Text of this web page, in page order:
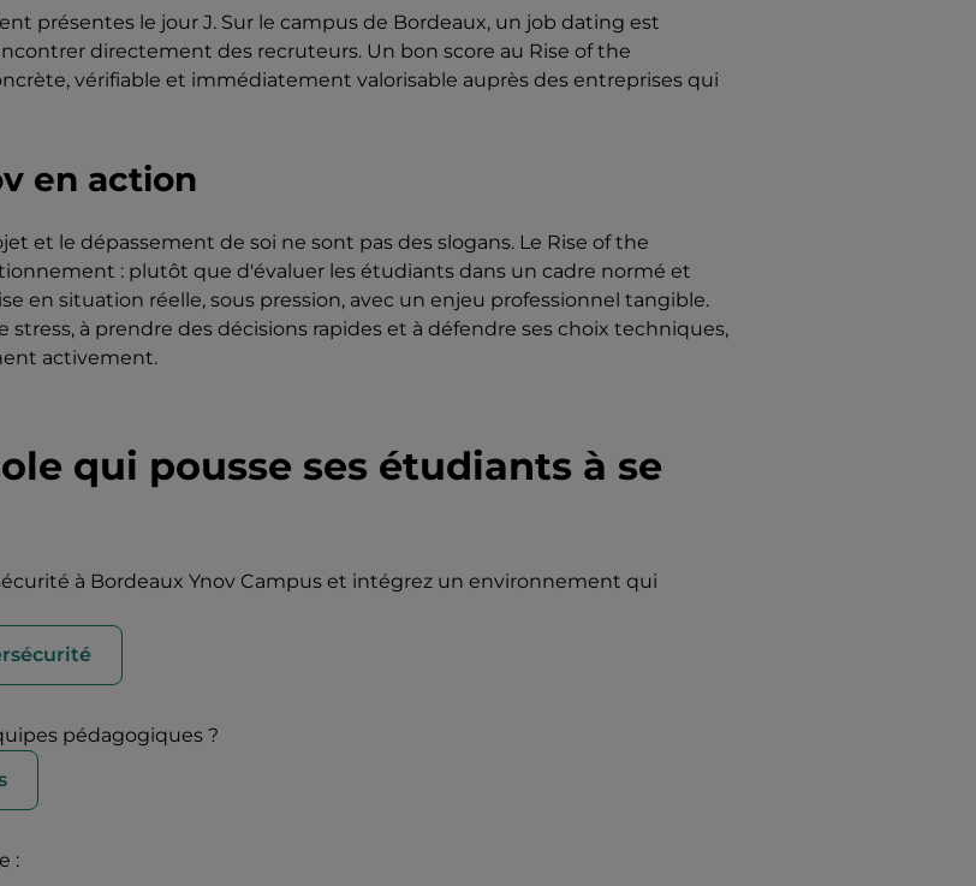
présentes le jour J. Sur le campus de Bordeaux, un job dating est
directement des recruteurs. Un bon score au Rise of the
vérifiable et immédiatement valorisable auprès des entreprises qui
en action
et le dépassement de soi ne sont pas des slogans. Le Rise of the
: plutôt que d'évaluer les étudiants dans un cadre normé et
en situation réelle, sous pression, avec un enjeu professionnel tangible.
à prendre des décisions rapides et à défendre ses choix techniques,
activement.
qui pousse ses étudiants à se
à Bordeaux Ynov Campus et intégrez un environnement qui
pédagogiques ?
: